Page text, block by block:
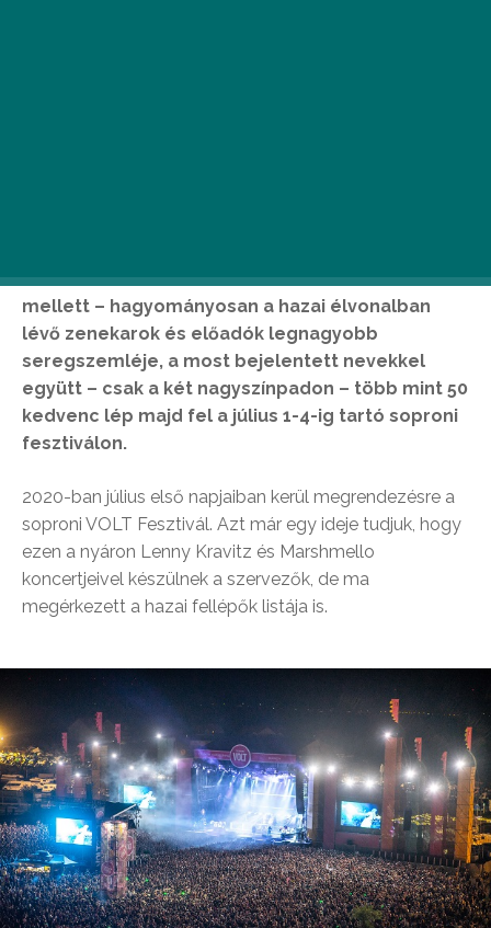
A Telekom VOLT – az erős nemzetközi felhozatal
mellett – hagyományosan a hazai élvonalban
lévő zenekarok és előadók legnagyobb
seregszemléje, a most bejelentett nevekkel
együtt – csak a két nagyszínpadon – több mint 50
kedvenc lép majd fel a július 1-4-ig tartó soproni
fesztiválon.
2020-ban július első napjaiban kerül megrendezésre a
soproni VOLT Fesztivál. Azt már egy ideje tudjuk, hogy
ezen a nyáron Lenny Kravitz és Marshmello
koncertjeivel készülnek a szervezők, de ma
megérkezett a hazai fellépők listája is.